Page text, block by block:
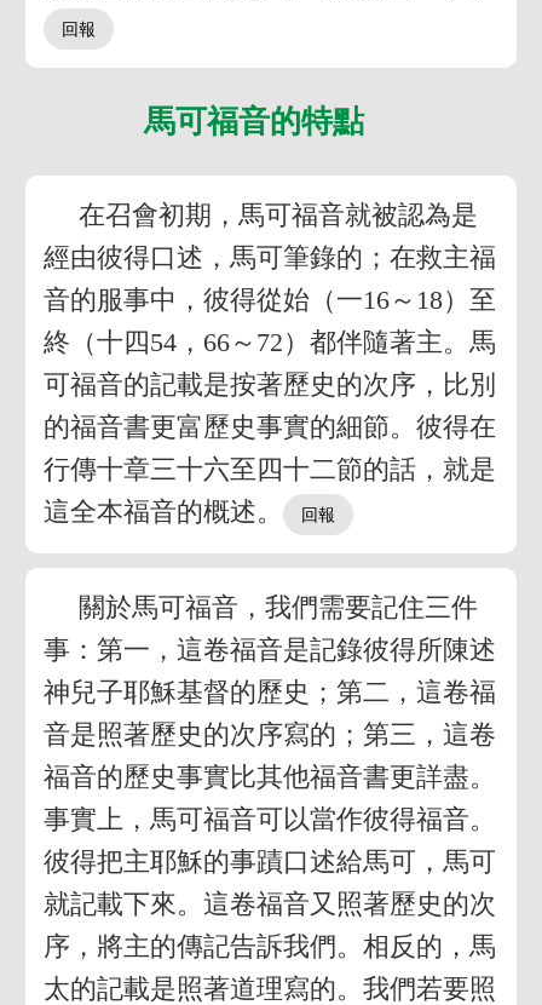
馬可福音的特點
在召會初期，馬可福音就被認為是
經由彼得口述，馬可筆錄的；在救主福
音的服事中，彼得從始（一16～18）至
終（十四54，66～72）都伴隨著主。馬
可福音的記載是按著歷史的次序，比別
的福音書更富歷史事實的細節。彼得在
行傳十章三十六至四十二節的話，就是
這全本福音的概述。
關於馬可福音，我們需要記住三件
事：第一，這卷福音是記錄彼得所陳述
神兒子耶穌基督的歷史；第二，這卷福
音是照著歷史的次序寫的；第三，這卷
福音的歷史事實比其他福音書更詳盡。
事實上，馬可福音可以當作彼得福音。
彼得把主耶穌的事蹟口述給馬可，馬可
就記載下來。這卷福音又照著歷史的次
序，將主的傳記告訴我們。相反的，馬
太的記載是照著道理寫的。我們若要照